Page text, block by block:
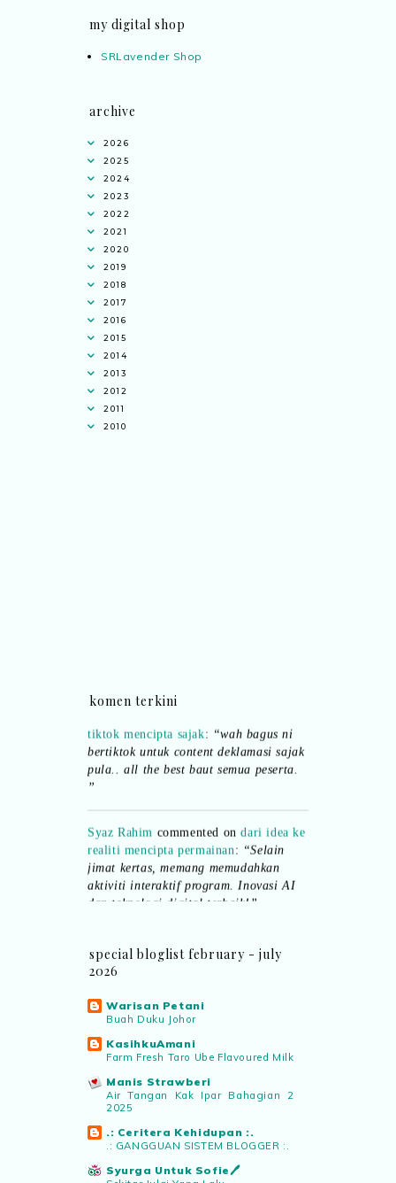
my digital shop
SRLavender Shop
archive
2026
2025
2024
2023
2022
2021
2020
2019
2018
2017
2016
2015
2014
2013
2012
2011
2010
komen terkini
Ana Jinggacommented on
bertiktok untuk content deklamasi sajak
pula.. all the best baut semua peserta.
”
realiti mencipta permainan:“Selain
jimat kertas, memang memudahkan
aktiviti interaktif program. Inovasi AI
dan teknologi digital terbaik!”
pertandingan tiktok mencipta sajak:
“Menarik sungguh Pertandingan TikTok
PNM ni! Platform terbaik serlahkan
bakat puisi kebangsaan dan
patriotisme.”
Eyma Balkishcommented on
pertandingan tiktok mencipta sajak
“Menarik..tapi lama tak mengarang
rasa kurang ideanya.”
special bloglist february - july
2026
Warisan Petani
Buah Duku Johor
KasihkuAmani
Farm Fresh Taro Ube Flavoured Milk
Manis Strawberi
Air Tangan Kak Ipar Bahagian 2
2025
.: Ceritera Kehidupan :.
.: GANGGUAN SISTEM BLOGGER :.
Syurga Untuk Sofie🖊️